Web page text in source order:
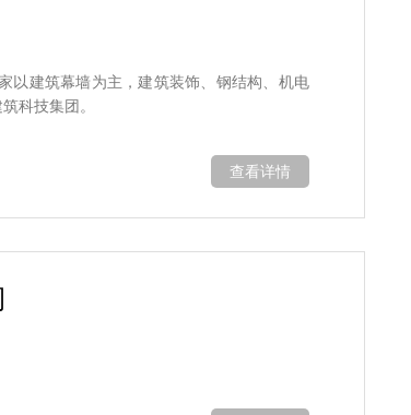
以建筑幕墙为主，建筑装饰、钢结构、机电
科技集团。
查看详情